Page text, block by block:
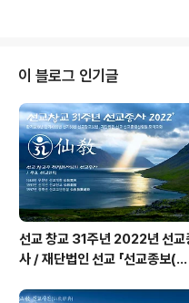
합일 수행”은 “하늘과 땅과 사람이 하
로 정회正回하는 수행”이다. 즉, 한알
어 한올한올 생무생일체가 한울을 이
수행의 궁극지행窮極至行인 것이다
세상을 주재하시는 하느님 환인桓因
님 환인께서 우주천지만물 생..
이 블로그 인기글
선교 창교 31주년 2022년 선교
사 / 재단법인 선교 「선교종보(仙